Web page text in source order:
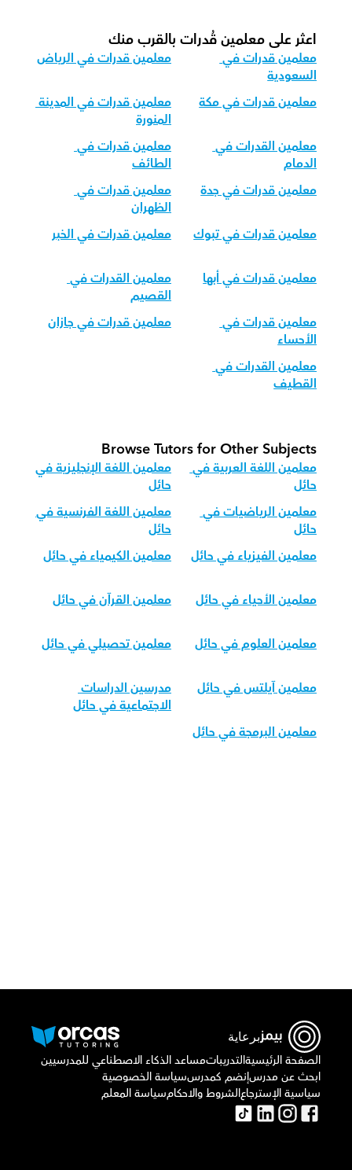
اعثر على معلمين قُدرات بالقرب منك
معلمين قدرات في
السعودية
معلمين قدرات في الرياض
معلمين قدرات في مكة
معلمين قدرات في المدينة
المنورة
معلمين القدرات في
الدمام
معلمين قدرات في
الطائف
معلمين قدرات في جدة
معلمين قدرات في
الظهران
معلمين قدرات في تبوك
معلمين قدرات في الخبر
معلمين قدرات في أبها
معلمين القدرات في
القصيم
معلمين قدرات في
الأحساء
معلمين قدرات في جازان
معلمين القدرات في
القطيف
Browse Tutors for Other Subjects
معلمين اللغة العربية في
حائل
معلمين اللغة الإنجليزية في
حائل
معلمين الرياضيات في
حائل
معلمين اللغة الفرنسية في
حائل
معلمين الفيزياء في حائل
معلمين الكيمياء في حائل
معلمين الأحياء في حائل
معلمين القرآن في حائل
معلمين العلوم في حائل
معلمين تحصيلي في حائل
معلمين آيلتس في حائل
مدرسين الدراسات
الاجتماعية في حائل
معلمين البرمجة في حائل
قم بتحميل تطبيق أوركاس
برعاية
الصفحة الرئيسيةالتدريباتمساعد الذكاء الاصطناعي للمدرسيين
ابحث عن مدرسإنضم كمدرسسياسة الخصوصية
سياسية الإسترجاعالشروط والاحكامسياسة المعلم